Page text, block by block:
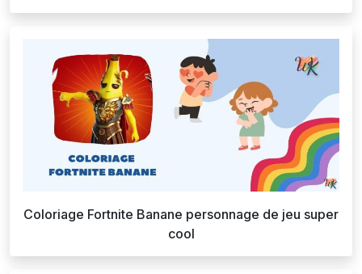
Coloriage Fortnite Banane personnage de jeu super
cool